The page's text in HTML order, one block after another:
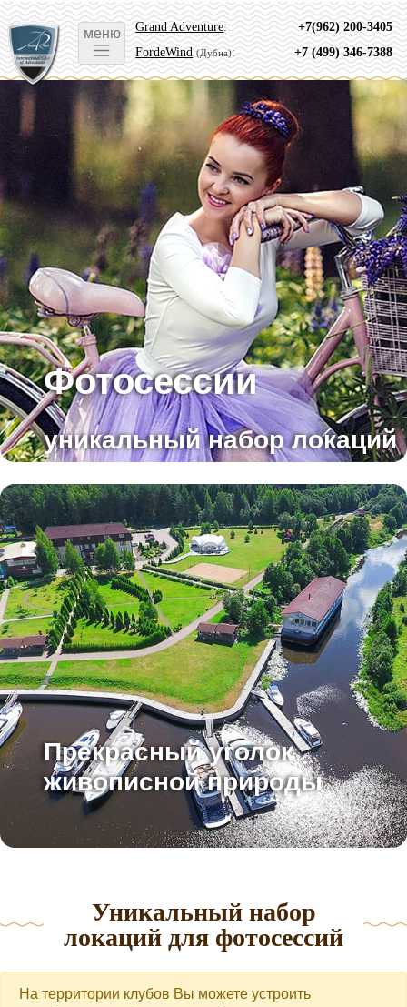
меню Grand Adventure:
+7(962) 200-3405
FordeWind (Дубна): +7 (499) 346-7388
Фотосессии
уникальный набор локаций
Прекрасный уголок
живописной природы
Уникальный набор
локаций для фотосессий
На территории клубов Вы можете устроить